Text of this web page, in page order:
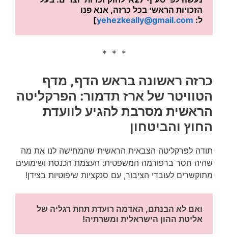
ל: yehezkeally@gmail.com
]
* * *
כרזה ראשונה בראש הדף, מדף
הטוויטר של ארז תדמור: הפרקליטה
הראשית מסרבת להגיע לוועדת
החוץ והביטחון
תודה לפרקליטה הצבאית הראשית שהמחישה לנו את מה
שהיה חסר ברפורמה המשפטית: העצמת הכנסת ושימועים
מתוקשרים לעובדי הציבור, עם סנקציות שיפוטיות בצידן!
אליטת ההון הישראלית ומשרתיה!